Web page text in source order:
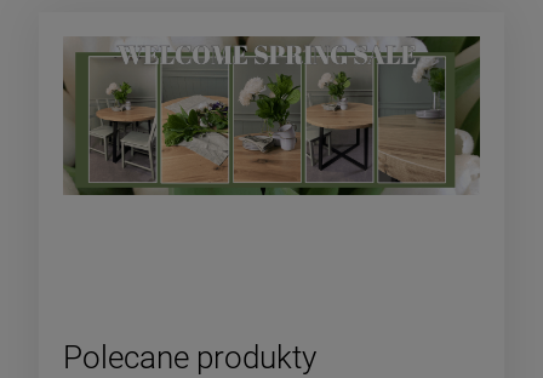
Polecane produkty